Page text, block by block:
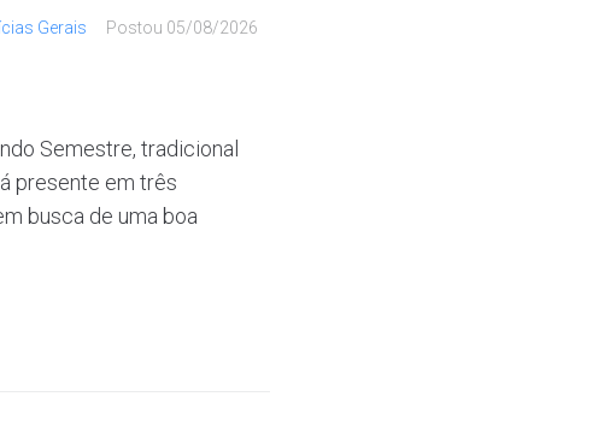
Gerais Postou 05/08/2026
Semestre, tradicional
presente em três
busca de uma boa